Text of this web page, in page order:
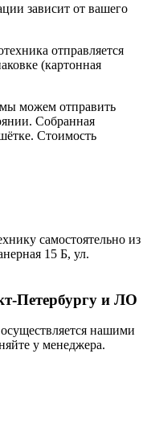
зависит от вашего
отправляется
(картонная
можем отправить
Собранная
Стоимость
самостоятельно из
15 Б, ул.
Петербургу и ЛО
нашими
у менеджера.